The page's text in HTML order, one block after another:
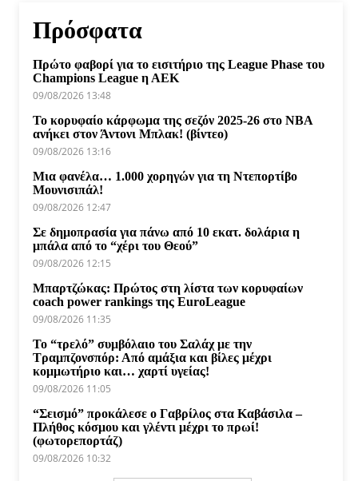
Πρόσφατα
Πρώτο φαβορί για το εισιτήριο της League Phase του
Champions League η ΑΕΚ
09/08/2026 13:48
Το κορυφαίο κάρφωμα της σεζόν 2025-26 στο NBA
ανήκει στον Άντονι Μπλακ! (βίντεο)
09/08/2026 13:16
Μια φανέλα… 1.000 χορηγών για τη Ντεπορτίβο
Μουνισιπάλ!
09/08/2026 12:47
Σε δημοπρασία για πάνω από 10 εκατ. δολάρια η
μπάλα από το “χέρι του Θεού”
09/08/2026 12:15
Μπαρτζώκας: Πρώτος στη λίστα των κορυφαίων
coach power rankings της EuroLeague
09/08/2026 11:35
Το “τρελό” συμβόλαιο του Σαλάχ με την
Τραμπζονσπόρ: Από αμάξια και βίλες μέχρι
κομμωτήριο και… χαρτί υγείας!
09/08/2026 11:05
“Σεισμό” προκάλεσε ο Γαβρίλος στα Καβάσιλα –
Πλήθος κόσμου και γλέντι μέχρι το πρωί!
(φωτορεπορτάζ)
09/08/2026 10:32